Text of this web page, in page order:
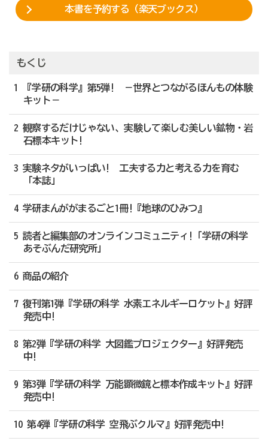
本書を予約する（楽天ブックス）
もくじ
1 『学研の科学』第5弾! －世界とつながるほんもの体験
キット－
2 観察するだけじゃない、実験して楽しむ美しい鉱物・岩
石標本キット!
3 実験ネタがいっぱい! 工夫する力と考える力を育む
「本誌」
4 学研まんががまるごと1冊!『地球のひみつ』
5 読者と編集部のオンラインコミュニティ!「学研の科学
あそぶんだ研究所」
6 商品の紹介
7 復刊第1弾『学研の科学 水素エネルギーロケット』好評
発売中!
8 第2弾『学研の科学 大図鑑プロジェクター』好評発売
中!
9 第3弾『学研の科学 万能顕微鏡と標本作成キット』好評
発売中!
10 第4弾『学研の科学 空飛ぶクルマ』好評発売中!